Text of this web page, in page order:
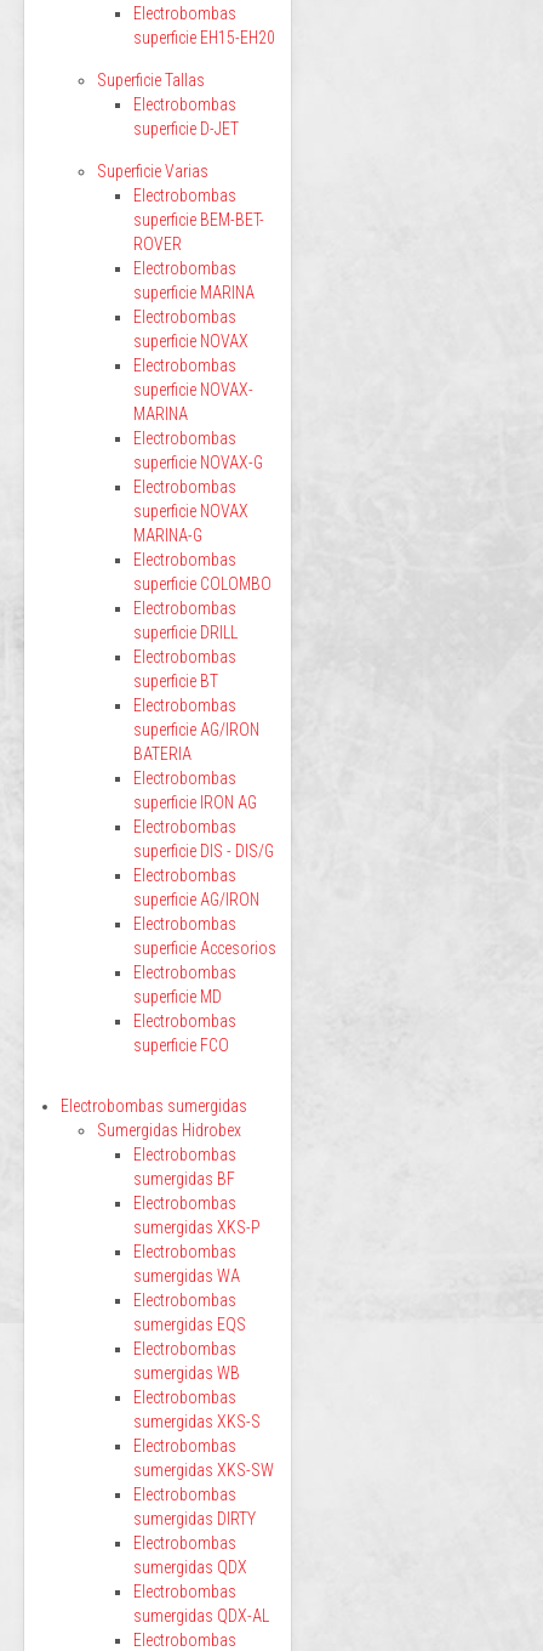
Electrobombas
superficie EH15-EH20
Superficie Tallas
Electrobombas
superficie D-JET
Superficie Varias
Electrobombas
superficie BEM-BET-
ROVER
Electrobombas
superficie MARINA
Electrobombas
superficie NOVAX
Electrobombas
superficie NOVAX-
MARINA
Electrobombas
superficie NOVAX-G
Electrobombas
superficie NOVAX
MARINA-G
Electrobombas
superficie COLOMBO
Electrobombas
superficie DRILL
Electrobombas
superficie BT
Electrobombas
superficie AG/IRON
BATERIA
Electrobombas
superficie IRON AG
Electrobombas
superficie DIS - DIS/G
Electrobombas
superficie AG/IRON
Electrobombas
superficie Accesorios
Electrobombas
superficie MD
Electrobombas
superficie FCO
Electrobombas sumergidas
Sumergidas Hidrobex
Electrobombas
sumergidas BF
Electrobombas
sumergidas XKS-P
Electrobombas
sumergidas WA
Electrobombas
sumergidas EQS
Electrobombas
sumergidas WB
Electrobombas
sumergidas XKS-S
Electrobombas
sumergidas XKS-SW
Electrobombas
sumergidas DIRTY
Electrobombas
sumergidas QDX
Electrobombas
sumergidas QDX-AL
Electrobombas